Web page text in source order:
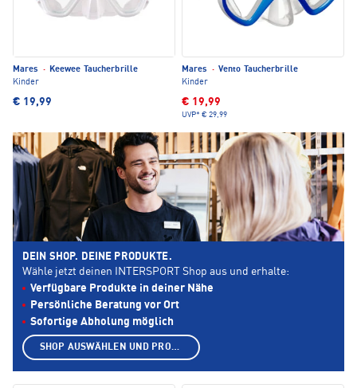
Mares ·
Keewee Taucherbrille
Kinder
€ 19,99
Mares · Vento Taucherbrille
Kinder
€ 19,99
UVP* € 29,99
DEIN SHOP. DEINE PRODUKTE.
Wähle jetzt deinen INTERSPORT Shop aus und erhalte:
Verfügbare Produkte in deiner Nähe
Persönliche Beratung vor Ort
Sofortige Abholung möglich
SHOP AUSWÄHLEN UND PRODUKTE ANZEIGEN